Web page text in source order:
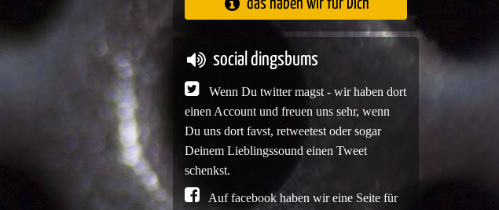
das haben wir für Dich
social dingsbums
Wenn Du twitter magst - wir haben dort
einen Account und freuen uns sehr, wenn
Du uns dort favst, retweetest oder sogar
Deinem Lieblingssound einen Tweet
schenkst.
Auf facebook haben wir eine Seite für